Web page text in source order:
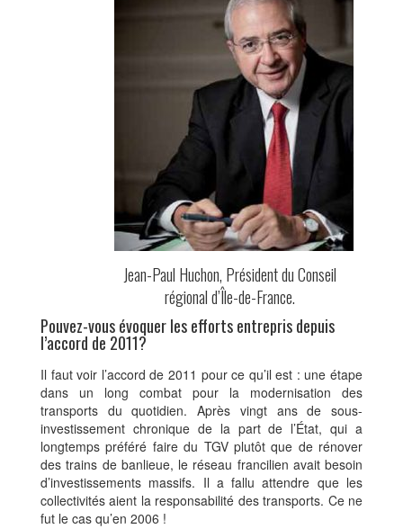
Jean-Paul Huchon, Président du Conseil
régional d’Île-de-France.
Pouvez-vous évoquer les efforts entrepris depuis
l’accord de 2011?
Il faut voir l’accord de 2011 pour ce qu’il est : une étape
dans un long combat pour la modernisation des
transports du quotidien. Après vingt ans de sous-
investissement chronique de la part de l’État, qui a
longtemps préféré faire du TGV plutôt que de rénover
des trains de banlieue, le réseau francilien avait besoin
d’investissements massifs. Il a fallu attendre que les
collectivités aient la responsabilité des transports. Ce ne
fut le cas qu’en 2006 !